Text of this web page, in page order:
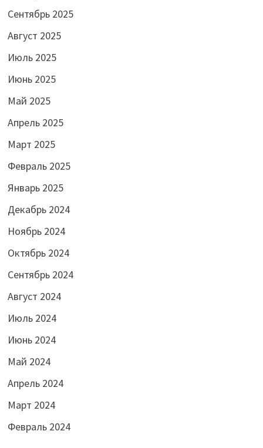
Сентябрь 2025
Август 2025
Июль 2025
Июнь 2025
Май 2025
Апрель 2025
Март 2025
Февраль 2025
Январь 2025
Декабрь 2024
Ноябрь 2024
Октябрь 2024
Сентябрь 2024
Август 2024
Июль 2024
Июнь 2024
Май 2024
Апрель 2024
Март 2024
Февраль 2024